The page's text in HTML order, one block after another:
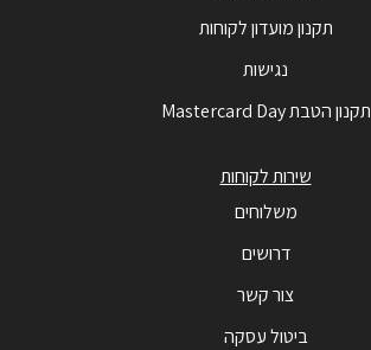
תקנון מועדון לקוחות
נגישות
תקנון הטבת Mastercard Day
שירות לקוחות
משלוחים
דרושים
צור קשר
ביטול עסקה